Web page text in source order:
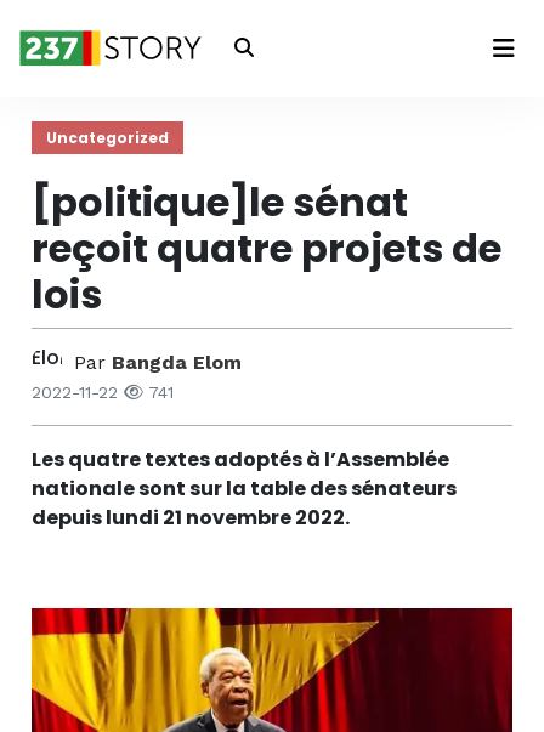
Connexion
Uncategorized
[politique]le sénat
reçoit quatre projets de
lois
Par Bangda Elom
2022-11-22 741
Les quatre textes adoptés à l’Assemblée
nationale sont sur la table des sénateurs
depuis lundi 21 novembre 2022.